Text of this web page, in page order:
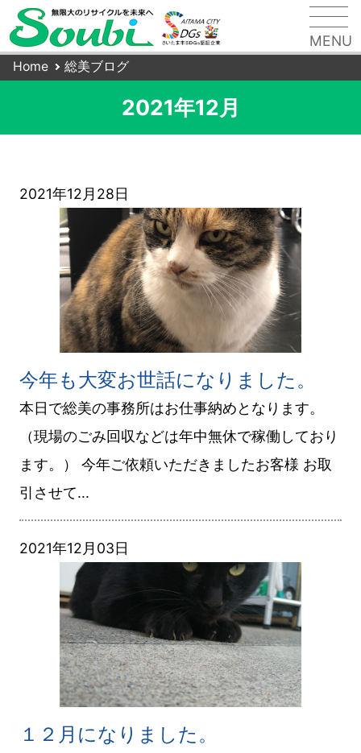
さ
ま
収・
MENU
Home 総美ブログ
2021年12月
2021年12月28日
今年も大変お世話になりました。
本日で総美の事務所はお仕事納めとなります。
（現場のごみ回収などは年中無休で稼働しており
ます。） 今年ご依頼いただきましたお客様 お取
引させて...
2021年12月03日
１２月になりました。